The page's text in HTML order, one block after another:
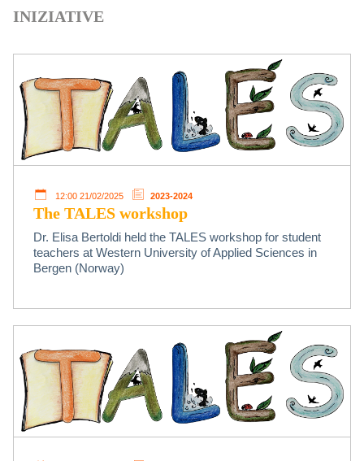
INIZIATIVE
12:00 21/02/2025 2023-2024
The TALES workshop
Dr. Elisa Bertoldi held the TALES workshop for student
teachers at Western University of Applied Sciences in
Bergen (Norway)